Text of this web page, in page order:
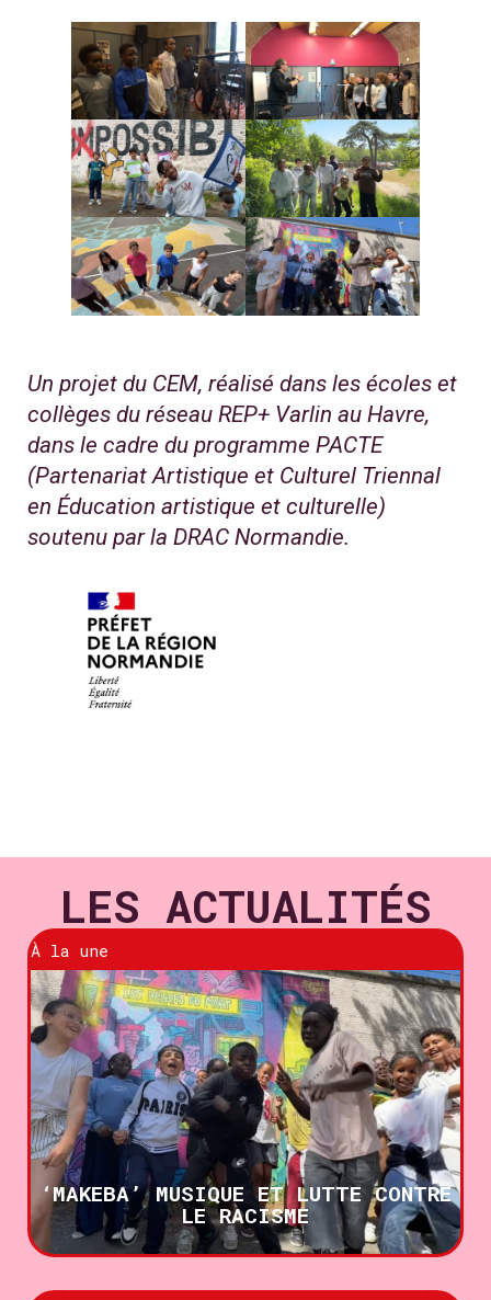
Un projet du CEM, réalisé dans les écoles et
collèges du réseau REP+ Varlin au Havre,
dans le cadre du programme PACTE
(Partenariat Artistique et Culturel Triennal
en Éducation artistique et culturelle)
soutenu par la DRAC Normandie.
LES ACTUALITÉS
À la une
‘MAKEBA’ MUSIQUE ET LUTTE CONTRE
LE RACISME